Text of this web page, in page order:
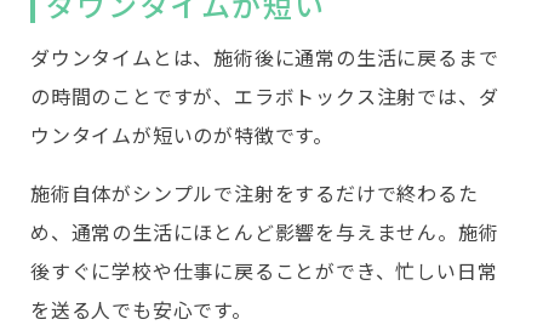
ダウンタイムとは、施術後に通常の生活に戻るまで
の時間のことですが、エラボトックス注射では、ダ
ウンタイムが短いのが特徴です。
施術自体がシンプルで注射をするだけで終わるた
め、通常の生活にほとんど影響を与えません。施術
後すぐに学校や仕事に戻ることができ、忙しい日常
を送る人でも安心です。